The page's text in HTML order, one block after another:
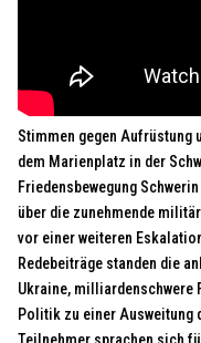
Stimmen gegen Aufrüstung
dem Marienplatz in der
Friedensbewegung
über die zunehmende
vor einer weiteren
Redebeiträge standen die
Ukraine, milliardenschwere
Politik zu einer Ausweitung